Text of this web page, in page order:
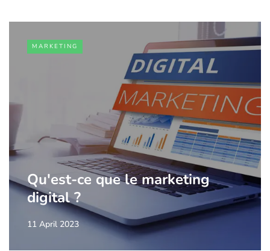
MARKETING
Qu'est-ce que le marketing
digital ?
11 April 2023